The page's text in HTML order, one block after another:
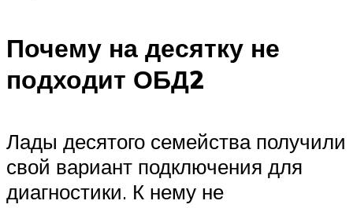
Почему на десятку не
подходит ОБД2
Лады десятого семейства получили
свой вариант подключения для
диагностики. К нему не